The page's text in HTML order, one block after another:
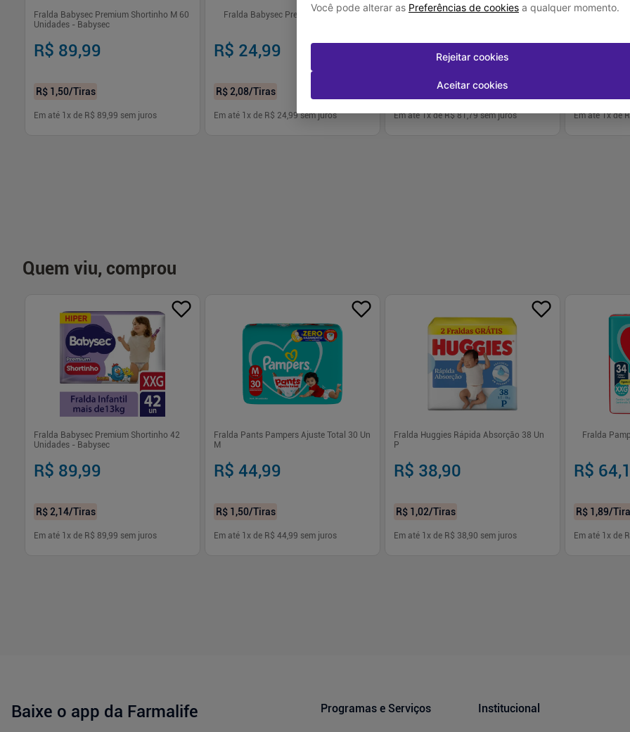
Você pode alterar as Preferências de cookies a qualquer momento.
Rejeitar cookies
Aceitar cookies
Fralda Babysec Premium Shortinho M 60
Unidades - Babysec
R$ 89,99
R$ 1,50/Tiras
Em até 1 x de R$ 89,99 sem juros
Fralda Babysec Premium 12 Un XXG
R$ 24,99
R$ 2,08/Tiras
Em até 1 x de R$ 24,99sem juros
Fralda Pampers Premium Care 40 Un P
R$ 81,79
/Tiras
Em até1x de R$ 81,79sem juros
Fralda
R$
Em até1x de
Quem viu, comprou
Fralda Babysec Premium Shortinho 42
Unidades - Babysec
R$ 89,99
R$ 2,14/Tiras
Em até 1 x de R$ 89,99 sem juros
Fralda Pants Pampers Ajuste Total 30 Un
M
R$ 44,99
R$ 1,50/Tiras
Em até 1 x de R$ 44,99 sem juros
Fralda Huggies Rápida Absorção 38 Un
P
R$ 38,90
R$ 1,02/Tiras
Em até 1 x de R$ 38,90 sem juros
Fralda
R$
R$ 1,89/
Em até 1 x de
Baixe o app da Farmalife Programas e Serviços Institucional